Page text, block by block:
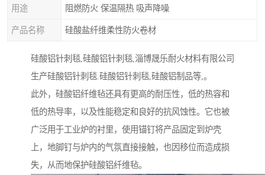
用途 阻燃防火 保温隔热 吸声降噪
产品名称 硅酸盐纤维柔性防火卷材
硅酸铝针刺毯,硅酸铝针刺毯,淄博晟乐耐火材料有限公司
生产硅酸铝针刺毯.硅酸铝针刺毯,硅酸铝制品等,。
此外，硅酸铝纤维毡还具有更高的耐压性，低的热容和
低的热导率，以及性能稳定和良好的抗风蚀性。它也被
广泛用于工业炉的衬里，使用锚钉将产品固定到炉壳
上，地脚钉与炉内的气氛直接接触，也因移位而造成损
失，从而地保护硅酸铝纤维毡。